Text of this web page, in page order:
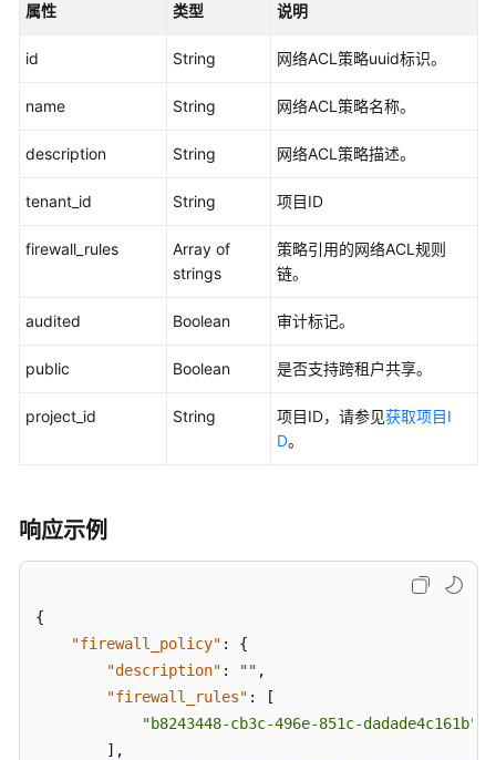
考
黎
域)
户
南
盟
API
参
考
区
属性 类型 说明
id String 网络ACL 策略uuid标识。
name String 网络ACL 策略名称。
description String 网络ACL 策略描述。
tenant_id String 项目ID
firewall_rules
Array of
strings
策略引用的网络ACL 规则
链。
audited Boolean 审计标记。
public Boolean 是否支持跨租户共享。
project_id String 项目ID，请参见获取项目I
D。
响应示例
{
"firewall_policy" :
{
"description" : "" ,
"firewall_rules" :
[
"b8243448-cb3c-496e-851c-dadade4c161b"
] ,